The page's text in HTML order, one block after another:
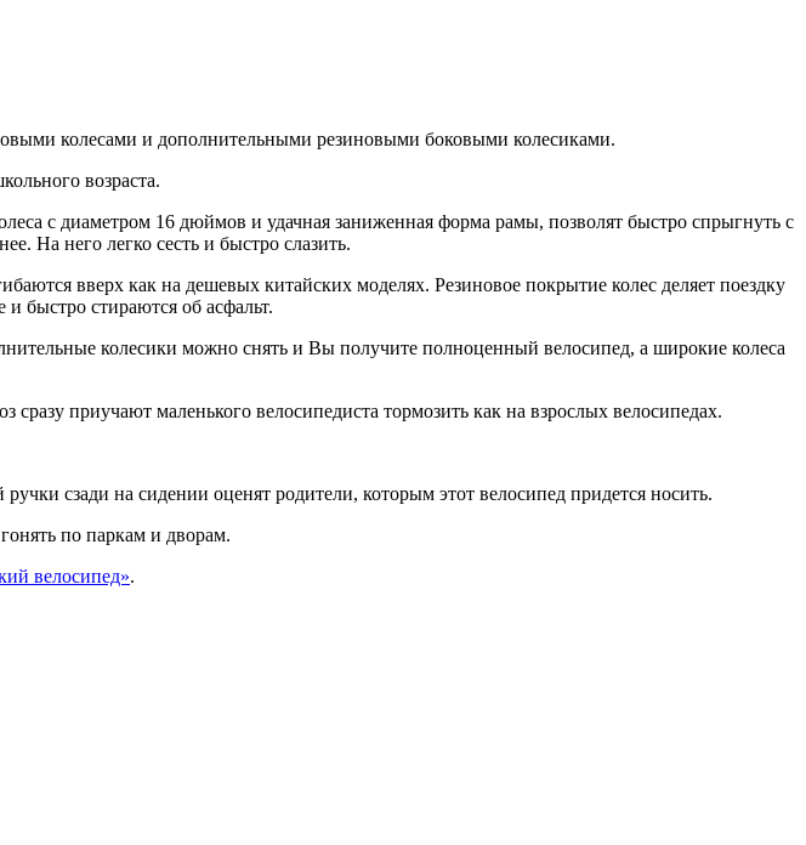
колесами и дополнительными резиновыми боковыми колесиками.
возраста.
с диаметром 16 дюймов и удачная заниженная форма рамы, позволят быстро спрыгнуть с
На него легко сесть и быстро слазить.
вверх как на дешевых китайских моделях. Резиновое покрытие колес деляет поездку
быстро стираются об асфальт.
колесики можно снять и Вы получите полноценный велосипед, а широкие колеса
приучают маленького велосипедиста тормозить как на взрослых велосипедах.
сзади на сидении оценят родители, которым этот велосипед придется носить.
по паркам и дворам.
велосипед».